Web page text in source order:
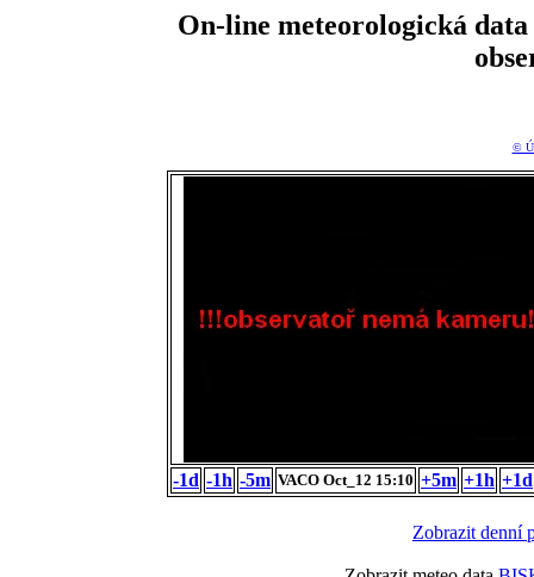
On-line meteorologická
©
-1d -1h -5m VACO Oct_12 15:10 +5m +1h +1d
Zobrazit denní